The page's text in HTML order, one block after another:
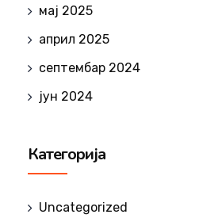
мај 2025
април 2025
септембар 2024
јун 2024
Категорија
Uncategorized